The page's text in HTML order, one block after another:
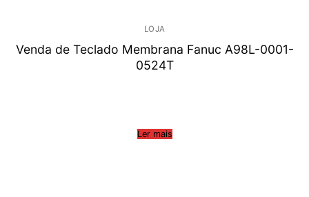
LOJA
Venda de Teclado Membrana Fanuc A98L-0001-
0524T
Ler mais